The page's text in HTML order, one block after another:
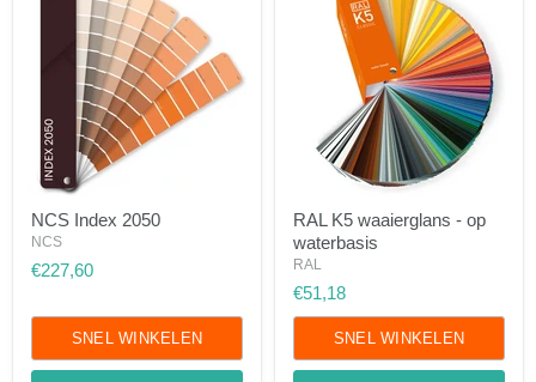
Index
2050
NCS Index 2050
NCS
€227,60
SNEL WINKELEN
K5
waaierglans
waterbasis
RAL K5 waaierglans - op
waterbasis
RAL
€51,18
SNEL WINKELEN